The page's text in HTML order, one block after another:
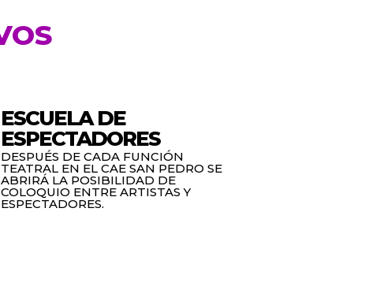
ESCUELA DE
ESPECTADORES
DESPUÉS DE CADA FUNCIÓN
TEATRAL EN EL CAE SAN PEDRO SE
ABRIRÁ LA POSIBILIDAD DE
COLOQUIO ENTRE ARTISTAS Y
ESPECTADORES.